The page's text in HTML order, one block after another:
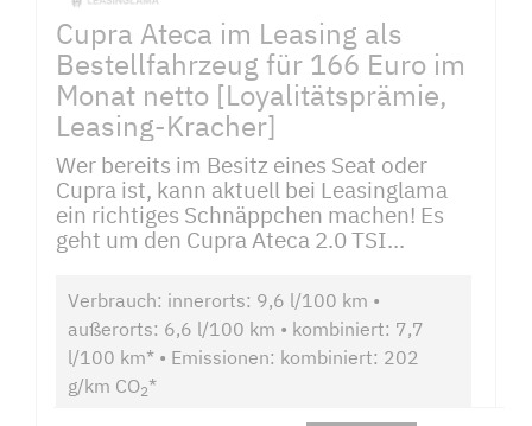
Cupra Ateca im Leasing als
Bestellfahrzeug für 166 Euro im
Monat netto [Loyalitätsprämie,
Leasing-Kracher]
Wer bereits im Besitz eines Seat oder
Cupra ist, kann aktuell bei Leasinglama
ein richtiges Schnäppchen machen! Es
geht um den Cupra Ateca 2.0 TSI...
Verbrauch: innerorts: 9,6 l/100 km •
außerorts: 6,6 l/100 km • kombiniert: 7,7
l/100 km* • Emissionen: kombiniert: 202
g/km CO2*